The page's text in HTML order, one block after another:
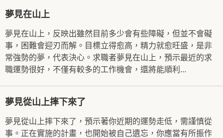
夢見在山上
夢見在山上，反映出雖然目前多少會有些障礙，但並不會礙
事，困難會迎刃而解。目標立得愈高，精力就愈旺盛，是非
常強勢的夢，代表決心。求職者夢見在山上，預示最近的求
職運勢很好，不僅有較多的工作機會，還將能順利...
夢見從山上摔下來了
夢見從山上摔下來了，預示著你近期的運勢走低，需謹慎從
事。正在實施的計畫，也開始被自己遺忘，你應當有所振作